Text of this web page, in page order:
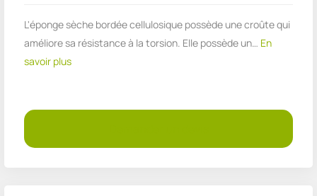
L'éponge sèche bordée cellulosique possède une croûte qui
améliore sa résistance à la torsion. Elle possède un… En
savoir plus